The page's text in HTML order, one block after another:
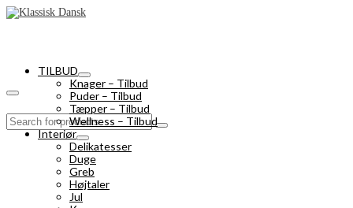
Search
for:
TILBUD
Knager – Tilbud
Puder – Tilbud
Tæpper – Tilbud
Wellness – Tilbud
Interiør
Delikatesser
Duge
Greb
Højtaler
Jul